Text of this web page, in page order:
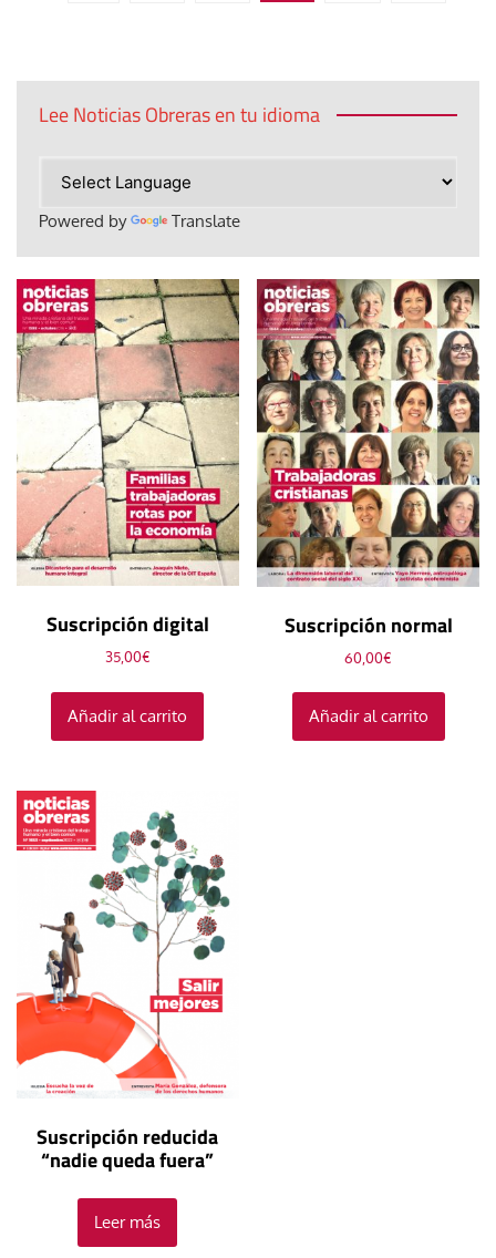
Lee Noticias Obreras en tu idioma
Powered by Translate
Suscripción digital
35,00€
Añadir al carrito
Suscripción normal
60,00€
Añadir al carrito
Suscripción reducida
“nadie queda fuera”
Leer más